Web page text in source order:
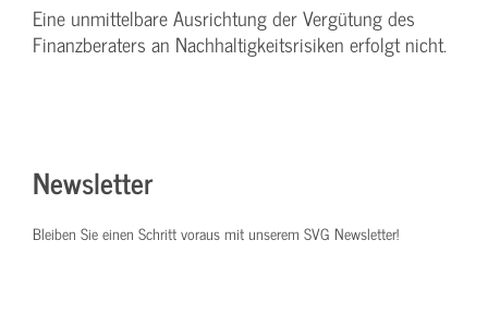
Eine unmittelbare Ausrichtung der Vergütung des
Finanzberaters an Nachhaltigkeitsrisiken erfolgt nicht.
Newsletter
Bleiben Sie einen Schritt voraus mit unserem SVG Newsletter!